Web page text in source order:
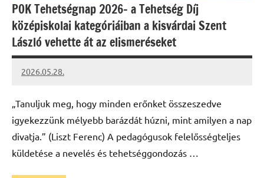
POK Tehetségnap 2026– a Tehetség Díj
középiskolai kategóriáiban a kisvárdai Szent
László vehette át az elismeréseket
2026.05.28.
Leiszt
„Tanuljuk meg, hogy minden erőnket összeszedve
igyekezzünk mélyebb barázdát húzni, mint amilyen a nap
divatja.” (Liszt Ferenc) A pedagógusok felelősségteljes
küldetése a nevelés és tehetséggondozás …